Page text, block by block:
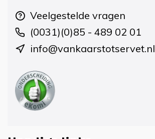
Veelgestelde vragen
(0031)(0)85 - 489 02 01
info@vankaarstotservet.nl